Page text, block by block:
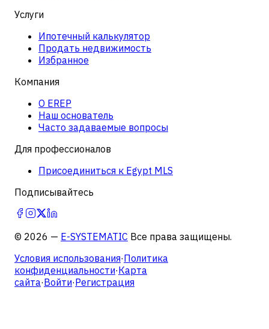
Услуги
Ипотечный калькулятор
Продать недвижимость
Избранное
Компания
О EREP
Наш основатель
Часто задаваемые вопросы
Для профессионалов
Присоединиться к Egypt MLS
Подписывайтесь
© 2026 — E-SYSTEMATIC Все права защищены.
Условия использования·Политика
конфиденциальности·Карта
сайта·Войти·Регистрация